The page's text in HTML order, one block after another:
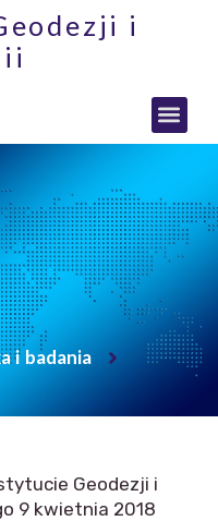
i
i badania
Geodezji i
9 kwietnia 2018